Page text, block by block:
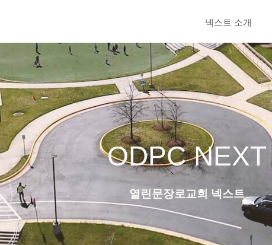
넥스트 소개
ODPC NEXT
열린문장로교회 넥스트